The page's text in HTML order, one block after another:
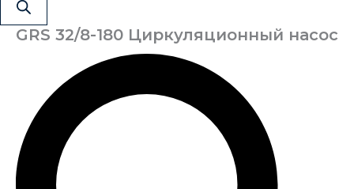
GRS 32/8-180 Циркуляционный насос